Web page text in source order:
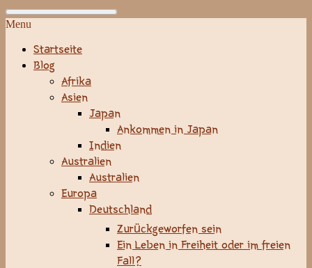
Menu
Startseite
Blog
Afrika
Asien
Japan
Ankommen in Japan
Indien
Australien
Australien
Europa
Deutschland
Zurückgeworfen sein
Ein Leben in Freiheit oder im freien
Fall?